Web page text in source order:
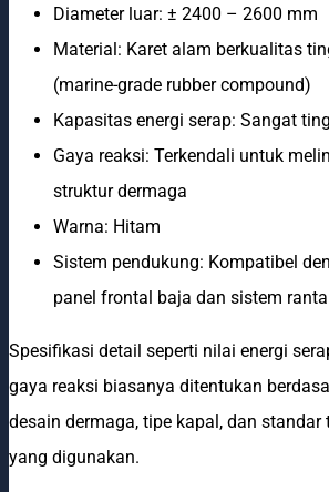
Diameter luar: ± 2400 – 2600 mm
Material: Karet alam berkualitas
(marine-grade rubber compound)
Kapasitas energi serap: Sangat
Gaya reaksi: Terkendali untuk
struktur dermaga
Warna: Hitam
Sistem pendukung: Kompatibel
panel frontal baja dan sistem
Spesifikasi detail seperti nilai energi
gaya reaksi biasanya ditentukan
desain dermaga, tipe kapal, dan standar
yang digunakan.